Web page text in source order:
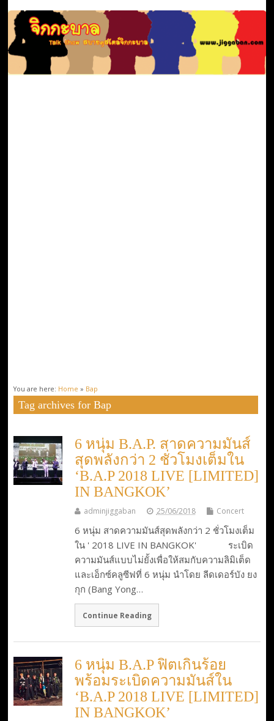
You are here: Home » Bap
Tag archives for Bap
​​6 หนุ่ม B.A.P. สาดความมันส์
สุดพลังกว่า 2 ชั่วโมงเต็มใน
‘B.A.P 2018 LIVE [LIMITED]
IN BANGKOK’
adminjiggaban 25/06/2018 Concert
​​6 หนุ่ม สาดความมันส์สุดพลังกว่า 2 ชั่วโมงเต็ม
ใน ' 2018 LIVE IN BANGKOK' ระเบิด
ความมันส์แบบไม่ยั้งเพื่อให้สมกับความลิมิเต็ด
และเอ็กซ์คลูซีฟที่ 6 หนุ่ม นำโดย ลีดเดอร์บัง ยง
กุก (Bang Yong…
Continue Reading
6 หนุ่ม B.A.P ฟิตเกินร้อย
พร้อมระเบิดความมันส์ใน
‘B.A.P 2018 LIVE [LIMITED]
IN BANGKOK’